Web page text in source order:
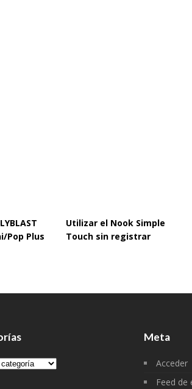
Pop Plus
Utilizar el Nook Simple
Touch sin registrar
Meta
Acceder
Feed de